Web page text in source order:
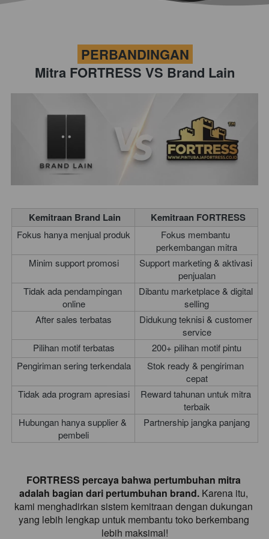
PERBANDINGAN
Mitra FORTRESS VS Brand Lain
Kemitraan Brand Lain Kemitraan FORTRESS
Fokus hanya menjual produk
Fokus membantu
perkembangan mitra
Minim support promosi
Support marketing & aktivasi
penjualan
Tidak ada pendampingan
online
Dibantu marketplace & digital
selling
After sales terbatas
Didukung teknisi & customer
service
Pilihan motif terbatas
200+ pilihan motif pintu
Pengiriman sering terkendala
Stok ready & pengiriman
cepat
Tidak ada program apresiasi
Reward tahunan untuk mitra
terbaik
Hubungan hanya supplier &
pembeli
Partnership jangka panjang
FORTRESS percaya bahwa pertumbuhan mitra
adalah bagian dari pertumbuhan brand. Karena itu,
kami menghadirkan sistem kemitraan dengan dukungan
yang lebih lengkap untuk membantu toko berkembang
lebih maksimal!